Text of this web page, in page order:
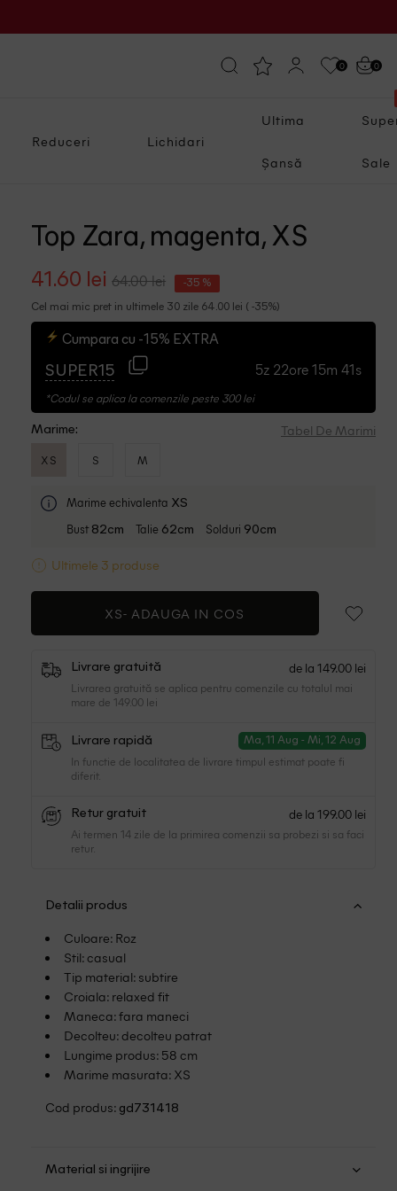
0 0
Reduceri Lichidari
Ultima
Șansă Sale
Top Zara, magenta, XS
41.60 lei 64.00 lei -35 %
Cel mai mic pret in ultimele 30 zile 64.00 lei ( -35%)
Cumpara cu -15% EXTRA
SUPER15 5z 22ore 15m 40s
*Codul se aplica la comenzile peste 300 lei
Marime: Tabel De Marimi
XS S M
Marime echivalenta XS
Bust 82cm Talie 62cm Solduri 90cm
Ultimele 3 produse
XS-ADAUGA IN COS
Livrare gratuită de la 149.00 lei
Livrarea gratuită se aplica pentru comenzile cu totalul mai
mare de 149.00 lei
Livrare rapidă Ma, 11 Aug - Mi, 12 Aug
In functie de localitatea de livrare timpul estimat poate fi
diferit.
Retur gratuit de la 199.00 lei
Ai termen 14 zile de la primirea comenzii sa probezi si sa faci
retur.
Detalii produs
Culoare: Roz
Stil: casual
Tip material: subtire
Croiala: relaxed fit
Maneca: fara maneci
Decolteu: decolteu patrat
Lungime produs: 58 cm
Marime masurata: XS
Cod produs: gd731418
Material si ingrijire